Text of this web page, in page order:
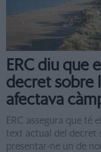
ERC diu que
decret sobre
afectava
ERC assegura que té
text actual del decret
presentar-ne un de